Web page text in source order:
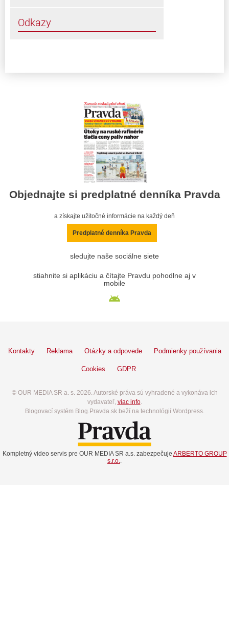
Odkazy
Objednajte si predplatné denníka Pravda
a získajte užitočné informácie na každý deň
Predplatné denníka Pravda
sledujte naše sociálne siete
stiahnite si aplikáciu a čítajte Pravdu pohodlne aj v
mobile
Kontakty Reklama Otázky a odpovede Podmienky používania
Cookies GDPR
© OUR MEDIA SR a. s. 2026. Autorské práva sú vyhradené a vykonáva ich
vydavateľ, viac info.
Blogovací systém Blog.Pravda.sk beží na technológií Wordpress.
Kompletný video servis pre OUR MEDIA SR a.s. zabezpečuje ARBERTO GROUP
s.r.o..